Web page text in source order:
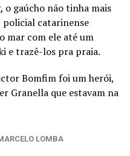
o gaúcho não tinha mais
policial catarinense
mar com ele até um
e trazê-los pra praia.
Bomfim foi um herói,
Granella que estavam na
LOMBA